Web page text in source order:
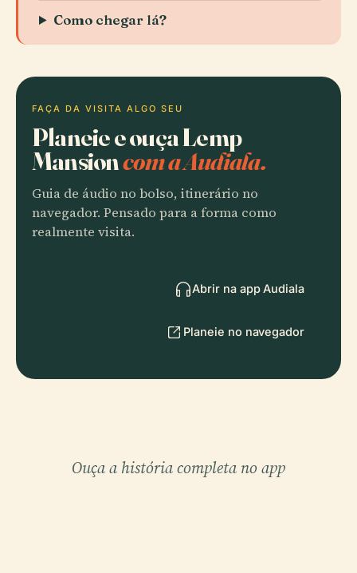
Como chegar lá?
FAÇA DA VISITA ALGO SEU
Planeie e ouça Lemp
Mansioncom a Audiala.
Guia de áudio no bolso, itinerário no
navegador. Pensado para a forma como
realmente visita.
Abrir na app Audiala
Planeie no navegador
Ouça a história completa no app